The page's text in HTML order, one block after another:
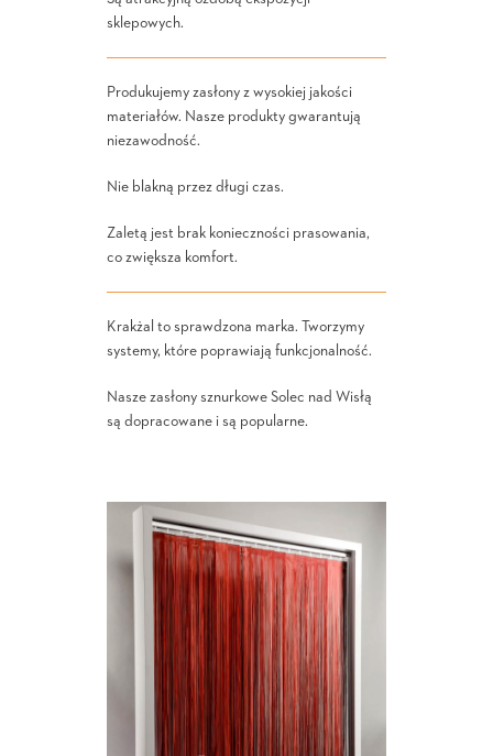
sklepowych.
Produkujemy zasłony z wysokiej jakości
materiałów. Nasze produkty gwarantują
niezawodność.
Nie blakną przez długi czas.
Zaletą jest brak konieczności prasowania,
co zwiększa komfort.
Krakżal to sprawdzona marka. Tworzymy
systemy, które poprawiają funkcjonalność.
Nasze zasłony sznurkowe Solec nad Wisłą
są dopracowane i są popularne.